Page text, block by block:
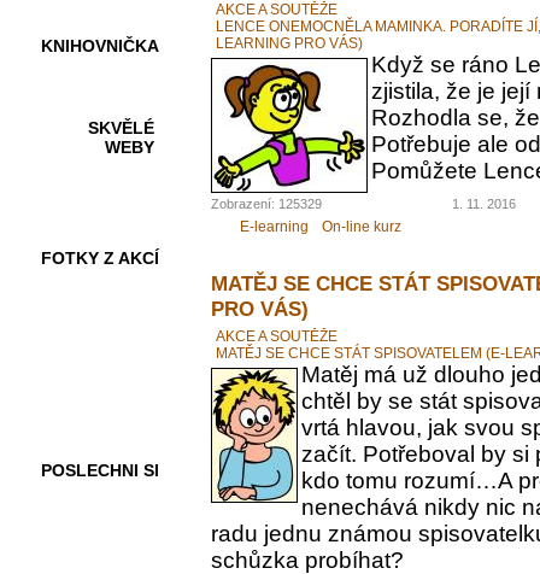
KNIHOVNIČKA
SKVĚLÉ
WEBY
FOTKY Z AKCÍ
POSLECHNI SI
AKCE A SOUTĚŽE
LENCE ONEMOCNĚLA MAMINKA. PORADÍTE
LEARNING PRO VÁS)
Když se ráno
zjistila, že je její
Rozhodla se,
Potřebuje ale
Pomůžete
Zobrazení: 125329 1. 11. 2016
E-learning On-line kurz
MATĚJ SE CHCE STÁT
PRO VÁS)
AKCE A SOUTĚŽE
MATĚJ SE CHCE STÁT SPISOVATELEM (E-
Matěj má už dlouho
chtěl by se stát
vrtá hlavou, jak svou
začít. Potřeboval by si
kdo tomu rozumí…A
nenechává nikdy nic
radu jednu známou
schůzka probíhat?